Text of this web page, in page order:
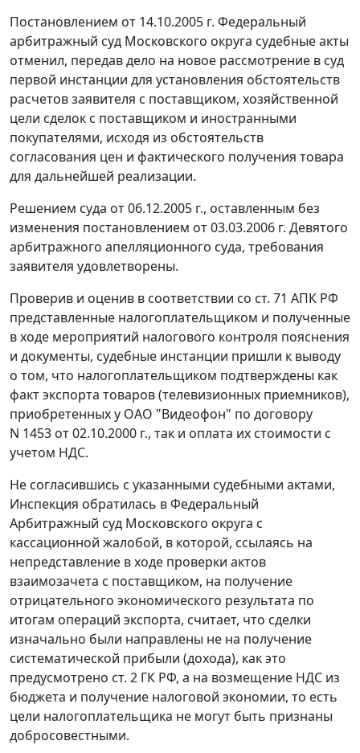
Постановлением от 14.10.2005 г. Федеральный
арбитражный суд Московского округа судебные акты
отменил, передав дело на новое рассмотрение в суд
первой инстанции для установления обстоятельств
расчетов заявителя с поставщиком, хозяйственной
цели сделок с поставщиком и иностранными
покупателями, исходя из обстоятельств
согласования цен и фактического получения товара
для дальнейшей реализации.
Решением суда от 06.12.2005 г., оставленным без
изменения постановлением от 03.03.2006 г. Девятого
арбитражного апелляционного суда, требования
заявителя удовлетворены.
Проверив и оценив в соответствии со ст. 71 АПК РФ
представленные налогоплательщиком и полученные
в ходе мероприятий налогового контроля пояснения
и документы, судебные инстанции пришли к выводу
о том, что налогоплательщиком подтверждены как
факт экспорта товаров (телевизионных приемников),
приобретенных у ОАО "Видеофон" по договору
N 1453 от 02.10.2000 г., так и оплата их стоимости с
учетом НДС.
Не согласившись с указанными судебными актами,
Инспекция обратилась в Федеральный
Арбитражный суд Московского округа с
кассационной жалобой, в которой, ссылаясь на
непредставление в ходе проверки актов
взаимозачета с поставщиком, на получение
отрицательного экономического результата по
итогам операций экспорта, считает, что сделки
изначально были направлены не на получение
систематической прибыли (дохода), как это
предусмотрено ст. 2 ГК РФ, а на возмещение НДС из
бюджета и получение налоговой экономии, то есть
цели налогоплательщика не могут быть признаны
добросовестными.